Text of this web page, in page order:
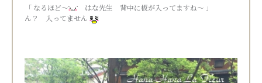
「 なるほど～
はな先生 背中に板が入ってますね～ 」
ん？ 入ってません